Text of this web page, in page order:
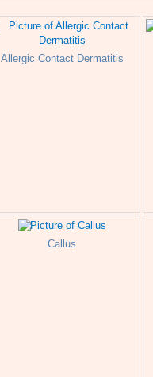
Allergic Contact Dermatitis
Callus